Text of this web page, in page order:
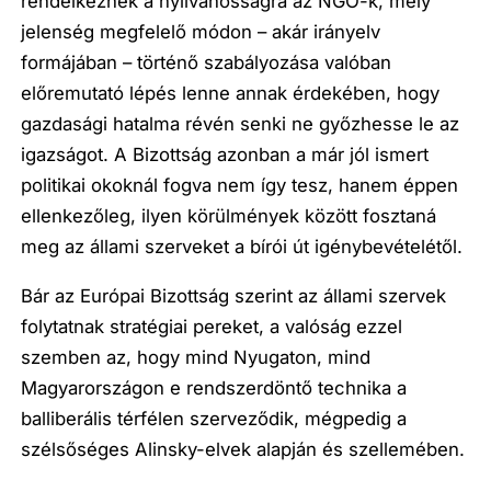
jelenség megfelelő módon – akár irányelv
formájában – történő szabályozása valóban
előremutató lépés lenne annak érdekében, hogy
gazdasági hatalma révén senki ne győzhesse le az
igazságot. A Bizottság azonban a már jól ismert
politikai okoknál fogva nem így tesz, hanem éppen
ellenkezőleg, ilyen körülmények között fosztaná
meg az állami szerveket a bírói út igénybevételétől.
Bár az Európai Bizottság szerint az állami szervek
folytatnak stratégiai pereket, a valóság ezzel
szemben az, hogy mind Nyugaton, mind
Magyarországon e rendszerdöntő technika a
balliberális térfélen szerveződik, mégpedig a
szélsőséges Alinsky-elvek alapján és szellemében.